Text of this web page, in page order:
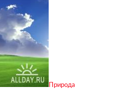
Природа